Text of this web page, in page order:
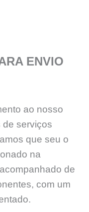
ENVIO
ao nosso
de serviços
que seu o
na
de
com um